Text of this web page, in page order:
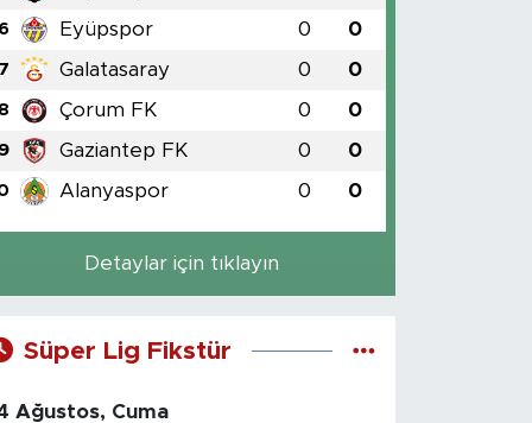
6 Eyüpspor 0 0
7 Galatasaray 0 0
8 Çorum FK 0 0
9 Gaziantep FK 0 0
Alanyaspor 0 0
Detaylar için tıklayın
Süper Lig Fikstür
Ağustos, Cuma